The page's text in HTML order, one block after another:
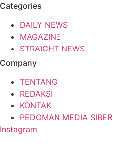
Categories
DAILY NEWS
MAGAZINE
STRAIGHT NEWS
Company
TENTANG
REDAKSI
KONTAK
PEDOMAN MEDIA SIBER
Instagram